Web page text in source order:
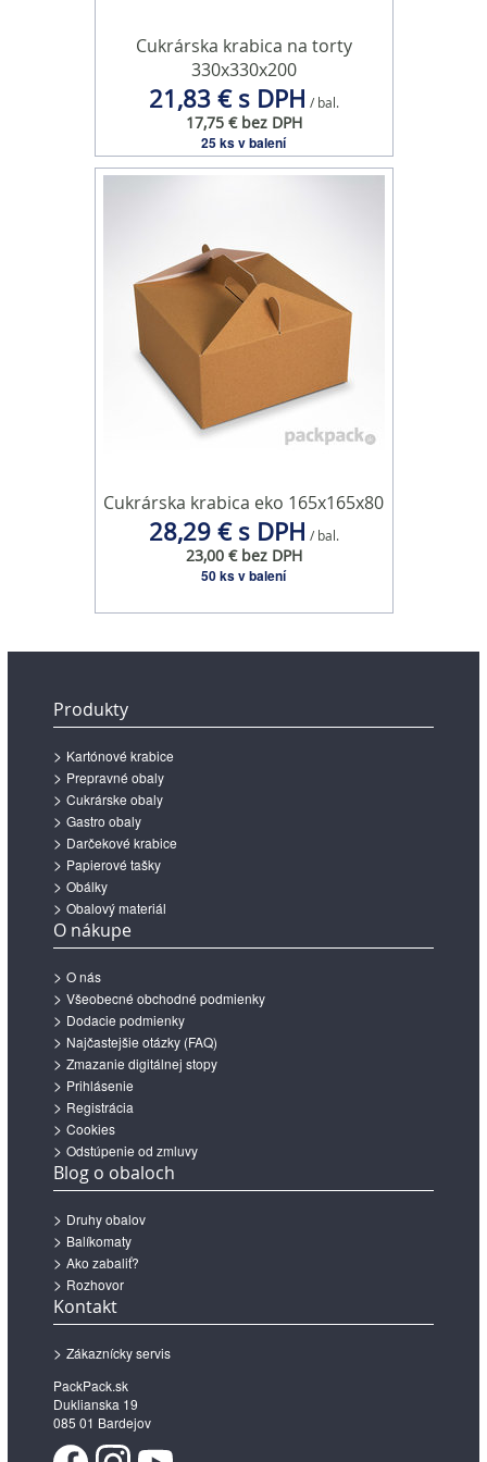
Cukrárska krabica na torty
330x330x200
21,83 € s DPH / bal.
17,75 € bez DPH
25 ks v balení
Cukrárska krabica eko 165x165x80
28,29 € s DPH / bal.
23,00 € bez DPH
50 ks v balení
Produkty
Kartónové krabice
Prepravné obaly
Cukrárske obaly
Gastro obaly
Darčekové krabice
Papierové tašky
Obálky
Obalový materiál
O nákupe
O nás
Všeobecné obchodné podmienky
Dodacie podmienky
Najčastejšie otázky (FAQ)
Zmazanie digitálnej stopy
Prihlásenie
Registrácia
Cookies
Odstúpenie od zmluvy
Blog o obaloch
Druhy obalov
Balíkomaty
Ako zabaliť?
Rozhovor
Kontakt
Zákaznícky servis
PackPack.sk
Duklianska 19
085 01 Bardejov